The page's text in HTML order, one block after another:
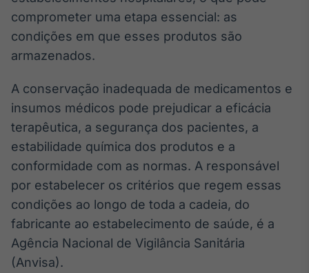
headlines de
notícias
Widgets
Componentes
para conteúdos e
funcionalidades
Broadcast
Wallboard
dados para
displays e telas
comprometer uma etapa essencial: as
condições em que esses produtos são
armazenados.
A conservação inadequada de medicamentos e
insumos médicos pode prejudicar a eficácia
terapêutica, a segurança dos pacientes, a
estabilidade química dos produtos e a
conformidade com as normas. A responsável
por estabelecer os critérios que regem essas
condições ao longo de toda a cadeia, do
fabricante ao estabelecimento de saúde, é a
Agência Nacional de Vigilância Sanitária
(Anvisa).